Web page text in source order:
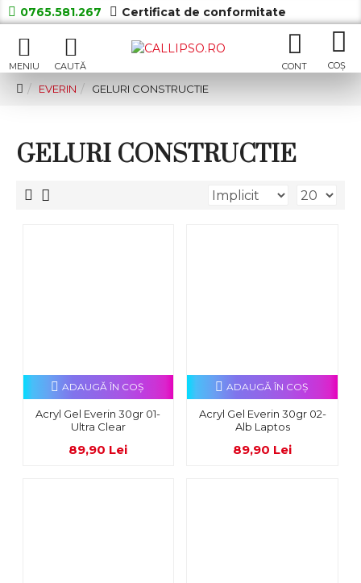
0765.581.267 Certificat de conformitate
EVERIN GELURI CONSTRUCTIE
GELURI CONSTRUCTIE
Acryl Gel Everin 30gr 01-
Ultra Clear
89,90 Lei
ADAUGĂ ÎN COŞ
Acryl Gel Everin 30gr 02-
Alb Laptos
89,90 Lei
ADAUGĂ ÎN COŞ